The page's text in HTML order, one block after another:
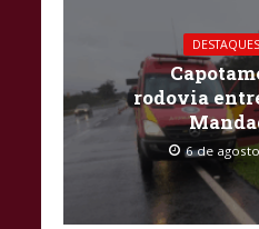
rodovia
6 de